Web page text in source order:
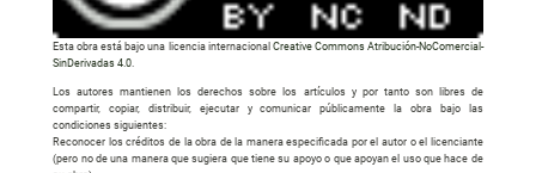
Esta obra está bajo una licencia internacionalCreative Commons Atribución-NoComercial-
SinDerivadas 4.0.
Los autores mantienen los derechos sobre los artículos y por tanto son libres de
compartir, copiar, distribuir, ejecutar y comunicar públicamente la obra bajo las
condiciones siguientes:
Reconocer los créditos de la obra de la manera especificada por el autor o el licenciante
(pero no de una manera que sugiera que tiene su apoyo o que apoyan el uso que hace de